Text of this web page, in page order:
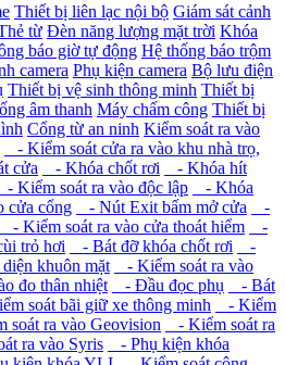
Thiết bị liên lạc nội bộ Giám sát cảnh
từ Đèn năng lượng mặt trời Khóa
báo giờ tự động Hệ thống báo trộm
camera Phụ kiện camera Bộ lưu điện
Thiết bị vệ sinh thông minh Thiết bị
âm thanh Máy chấm công Thiết bị
Cổng từ an ninh Kiểm soát ra vào
- Kiểm soát cửa ra vào khu nhà trọ,
cửa - Khóa chốt rơi
- Khóa hít
- Kiểm soát ra vào độc lập
- Khóa
cửa cổng - Nút Exit bấm mở cửa
-
- Kiểm soát ra vào cửa thoát hiểm
-
trỏ hơi - Bát đỡ khóa chốt rơi
-
khuôn mặt
- Kiểm soát ra vào
đo thân nhiệt - Đầu đọc phụ
- Bát
soát bãi giữ xe thông minh
- Kiểm
soát ra vào Geovision
- Kiểm soát ra
ra vào Syris
- Phụ kiện khóa